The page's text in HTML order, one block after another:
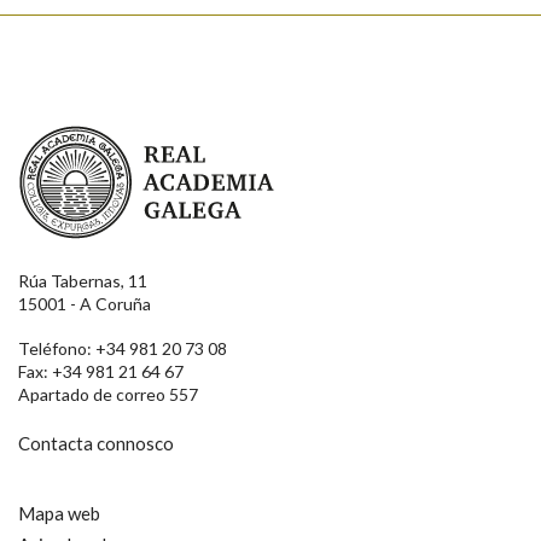
Real Academia Galega
Rúa Tabernas, 11
15001 - A Coruña
Teléfono: +34 981 20 73 08
Fax: +34 981 21 64 67
Apartado de correo 557
Contacta connosco
Mapa web